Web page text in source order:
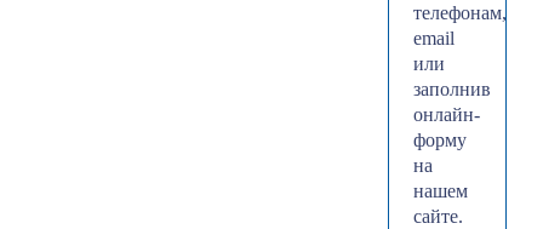
телефонам,
email
или
заполнив
онлайн-
форму
на
нашем
сайте.